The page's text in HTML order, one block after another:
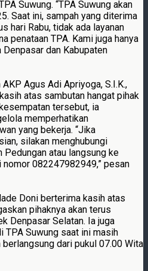
Suwung. “TPA Suwung akan
Saat ini, sampah yang diterima
hari Rabu, tidak ada layanan
penataan TPA. Kami juga hanya
dan Kabupaten
Agus Adi Apriyoga, S.I.K.,
atas sambutan hangat pihak
tersebut, ia
memperhatikan
yang bekerja. “Jika
silakan menghubungi
Pedungan atau langsung ke
082247982949,” pesan
Doni berterima kasih atas
pihaknya akan terus
Denpasar Selatan. Ia juga
TPA Suwung saat ini masih
dari pukul 07.00 Wita